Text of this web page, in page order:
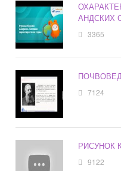
АНДСКИХ
3365
7124
РИСУНОК
9122